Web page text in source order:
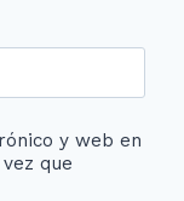
y web en
que